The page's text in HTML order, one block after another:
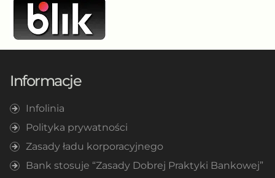
Informacje
Infolinia
Polityka prywatności
Zasady ładu korporacyjnego
Bank stosuje “Zasady Dobrej Praktyki Bankowej”